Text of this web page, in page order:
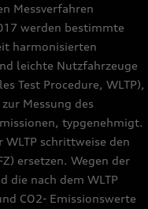
Messverfahren
werden bestimmte
harmonisierten
leichte Nutzfahrzeuge
Test Procedure, WLTP),
Messung des
typgenehmigt.
schrittweise den
ersetzen. Wegen der
die nach dem WLTP
CO2- Emissionswerte